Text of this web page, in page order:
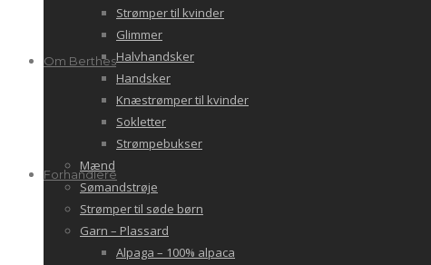
Strømper til kvinder
Glimmer
Halvhandsker
Handsker
Knæstrømper til kvinder
Sokletter
Strømpebukser
Mænd
Sømandstrøje
Strømper til søde børn
Garn – Plassard
Alpaga – 100% alpaca
Om Berthes
Forhandlere